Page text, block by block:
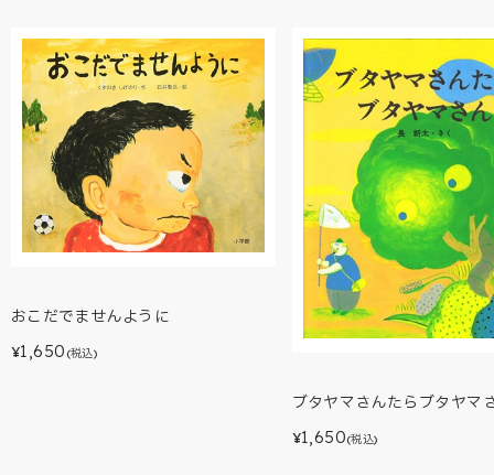
おこだでませんように
¥1,650 (税込)
ブタヤマさんたらブタヤマ
¥1,650(税込)